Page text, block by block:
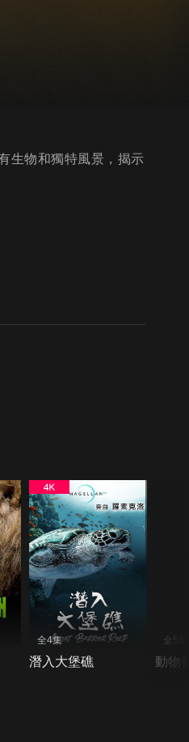
生物和獨特風景，揭示
全4集
潛入大堡礁
全5集
動物